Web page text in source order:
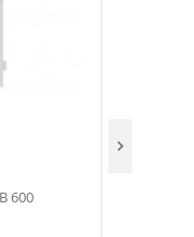
600
